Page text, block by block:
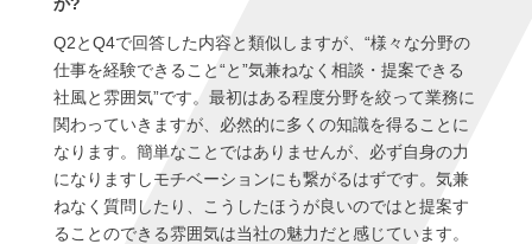
Q2とQ4で回答した内容と類似しますが、“様々な分野の
仕事を経験できること“と”気兼ねなく相談・提案できる
社風と雰囲気”です。最初はある程度分野を絞って業務に
関わっていきますが、必然的に多くの知識を得ることに
なります。簡単なことではありませんが、必ず自身の力
になりますしモチベーションにも繋がるはずです。気兼
ねなく質問したり、こうしたほうが良いのではと提案す
ることのできる雰囲気は当社の魅力だと感じています。